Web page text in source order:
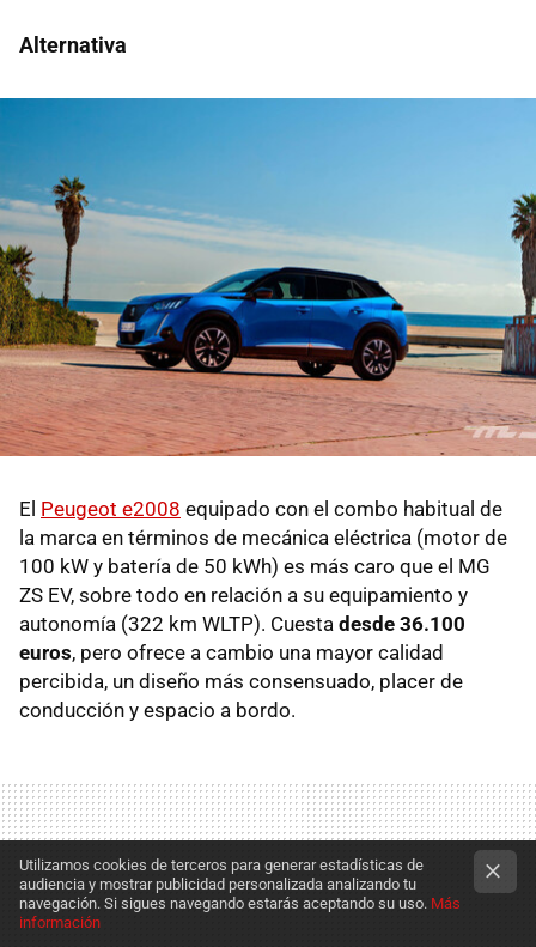
Alternativa
El Peugeot e2008 equipado con el combo habitual de
la marca en términos de mecánica eléctrica (motor de
100 kW y batería de 50 kWh) es más caro que el MG
ZS EV, sobre todo en relación a su equipamiento y
autonomía (322 km WLTP). Cuesta desde 36.100
euros, pero ofrece a cambio una mayor calidad
percibida, un diseño más consensuado, placer de
conducción y espacio a bordo.
Utilizamos cookies de terceros para generar estadísticas de
audiencia y mostrar publicidad personalizada analizando tu
navegación. Si sigues navegando estarás aceptando su uso. Más
información